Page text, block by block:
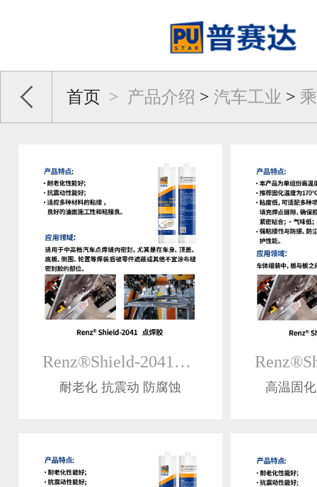
首页 > 产品介绍 > 汽车工业 >
Renz®Shield-2041点焊密封胶
耐老化 抗震动 防腐蚀 高温固